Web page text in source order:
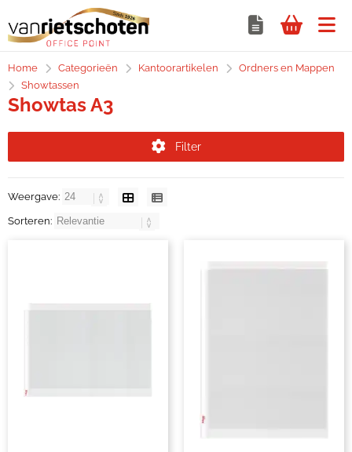
Home Categorieën Kantoorartikelen
Ordners en Mappen
Showtassen
Showtas A3
Filter
Weergave:
Sorteren: